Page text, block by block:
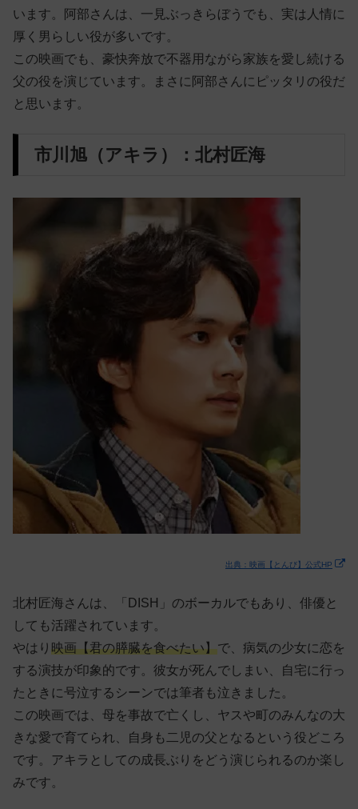
います。阿部さんは、一見ぶっきらぼうでも、実は人情に
厚く男らしい役が多いです。
この映画でも、豪快奔放で不器用ながら家族を愛し続ける
父の役を演じています。まさに阿部さんにピッタリの役だ
と思います。
市川旭（アキラ）：北村匠海
出典：映画【とんび】公式HP
北村匠海さんは、「DISH」のボーカルでもあり、俳優と
しても活躍されています。
やはり 映画【君の膵臓を食べたい】で、病気の少女に恋を
する演技が印象的です。彼女が死んでしまい、自宅に行っ
たときに号泣するシーンでは筆者も泣きました。
この映画では、母を事故で亡くし、ヤスや町のみんなの大
きな愛で育てられ、自身も二児の父となるという役どころ
です。アキラとしての成長ぶりをどう演じられるのか楽し
みです。